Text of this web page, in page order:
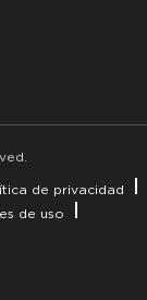
de privacidad
de uso